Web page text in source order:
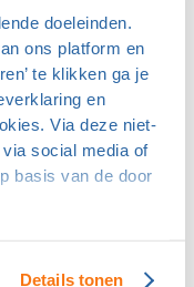
doeleinden.
ons platform en
te klikken ga je
en
Via deze niet-
social media of
basis van de door
Details tonen
qualifying
op De Kleine
regelmatig samen
Het is lastiger om
ze mogen bij ons op
met een handicap
kinderen in de